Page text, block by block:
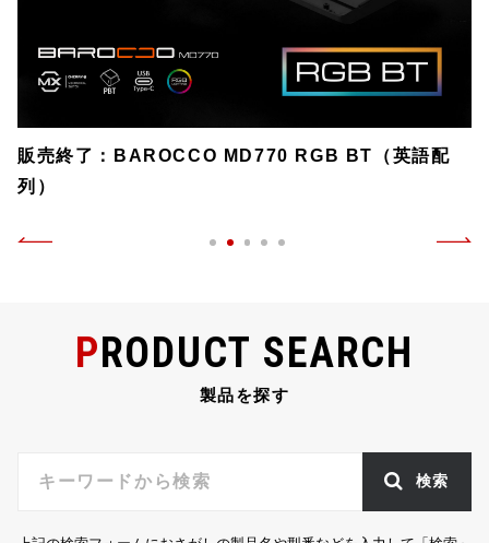
販売終了：BAROCCO MD770 RGB BT（英語配
列）
PRODUCT SEARCH
製品を探す
検索